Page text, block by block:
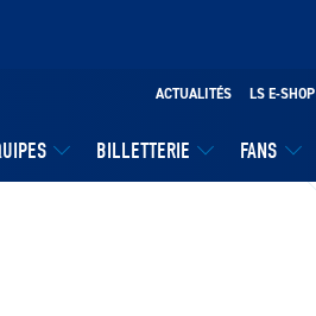
BILLETTERIE FANS
ACTUALITÉS LS E-SHOP